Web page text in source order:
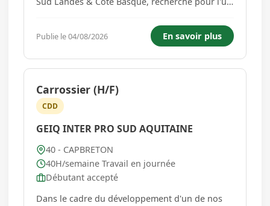
d'une mission d'intérim à pourvoir dès la
rentrée de septembre. Missions confiées :
Montage et réalisation de...
Publie le 04/08/2026 En savoir plus
Carrossier (H/F)
CDD
GEIQ INTER PRO SUD AQUITAINE
40 - CAPBRETON
40H/semaine Travail en journée
Débutant accepté
Dans le cadre du développement d'un de nos